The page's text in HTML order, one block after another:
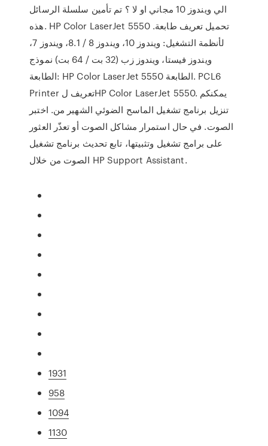
الي ويندوز 10 مجاني او لا ؟ تم تأمين سلسلة الرسائل
هذه. HP Color LaserJet 5550 تحميل تعريف طابعة.
لأنظمة التشغيل: ويندوز 10، ويندوز 8 / 8.1، ويندوز 7،
ويندوز فيستا، ويندوز زب (32 بت / 64 بت) نموذج
الطابعة: HP Color LaserJet 5550 الطابعة. PCL6
Printer تعريف لHP Color LaserJet 5550. يمكنكم
تنزيل برنامج تشغيل الماسح الضوئي الشهير من. اختبر
الصوت. في حال استمرار مشاكل الصوت أو تعذّر العثور
على برامج تشغيل وتثبيتها، تابع تحديث برنامج تشغيل
الصوت من خلال HP Support Assistant.
1931
958
1094
1130